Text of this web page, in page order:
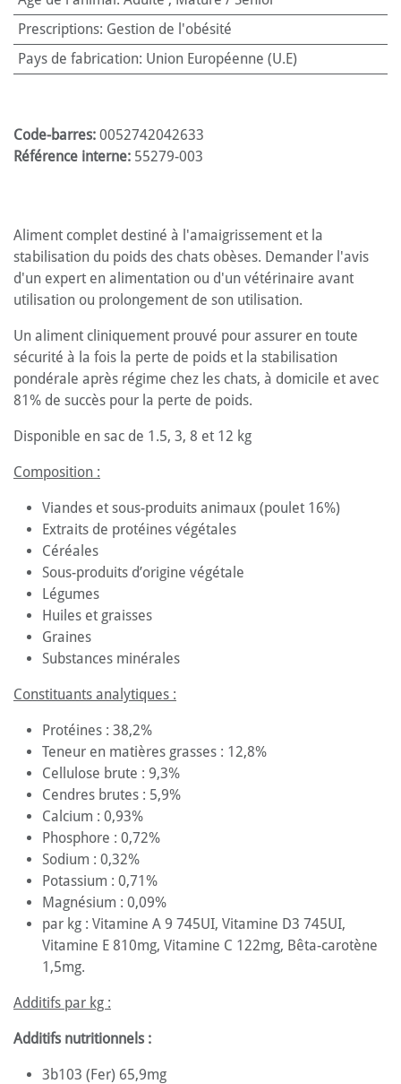
Prescriptions: Gestion de l'obésité
Pays de fabrication: Union Européenne (U.E)
Code-barres: 0052742042633
Référence interne: 55279-003
Aliment complet destiné à l'amaigrissement et la
stabilisation du poids des chats obèses. Demander l'avis
d'un expert en alimentation ou d'un vétérinaire avant
utilisation ou prolongement de son utilisation.
Un aliment cliniquement prouvé pour assurer en toute
sécurité à la fois la perte de poids et la stabilisation
pondérale après régime chez les chats, à domicile et avec
81% de succès pour la perte de poids.
Disponible en sac de 1.5, 3, 8 et 12 kg
Composition :
Viandes et sous-produits animaux (poulet 16%)
Extraits de protéines végétales
Céréales
Sous-produits d’origine végétale
Légumes
Huiles et graisses
Graines
Substances minérales
Constituants analytiques :
Protéines : 38,2%
Teneur en matières grasses : 12,8%
Cellulose brute : 9,3%
Cendres brutes : 5,9%
Calcium : 0,93%
Phosphore : 0,72%
Sodium : 0,32%
Potassium : 0,71%
Magnésium : 0,09%
par kg : Vitamine A 9 745UI, Vitamine D3 745UI,
Vitamine E 810mg, Vitamine C 122mg, Bêta-carotène
1,5mg.
Additifs par kg :
Additifs nutritionnels :
3b103 (Fer) 65,9mg